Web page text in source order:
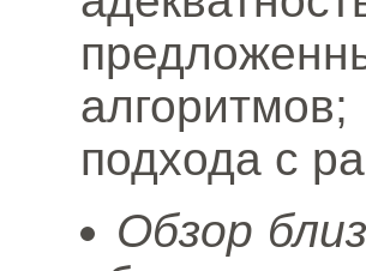
подхода с
Обзор